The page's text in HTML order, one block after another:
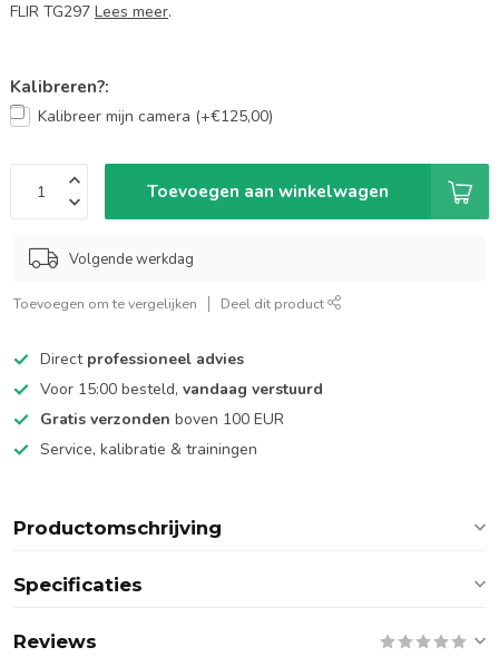
FLIR TG297 Lees meer.
Kalibreren?:
Kalibreer mijn camera (+€125,00)
Toevoegen aan winkelwagen
Volgende werkdag
Toevoegen om te vergelijken Deel dit product
Direct professioneel advies
Voor 15:00 besteld, vandaag verstuurd
Gratis verzonden boven 100 EUR
Service, kalibratie & trainingen
Productomschrijving
Specificaties
Reviews